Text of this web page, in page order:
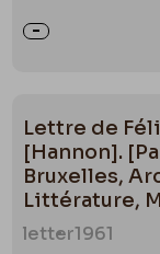
Lettre de
[Hannon].
Bruxelles,
Littérature,
letter1961